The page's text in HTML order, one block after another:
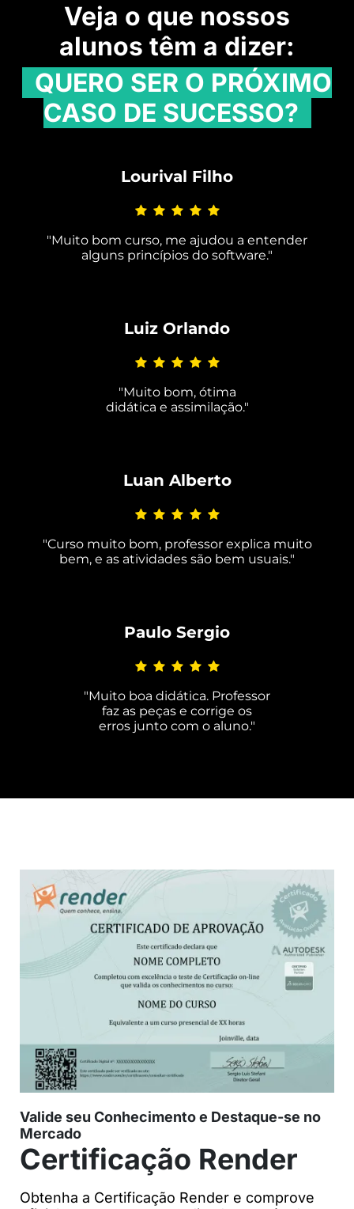
Veja o que nossos
alunos têm a dizer:
QUERO SER O PRÓXIMO
CASO DE SUCESSO?
Lourival Filho
"Muito bom curso, me ajudou a entender
alguns princípios do software."
Luiz Orlando
"Muito bom, ótima
didática e assimilação."
Luan Alberto
"Curso muito bom, professor explica muito
bem, e as atividades são bem usuais."
Paulo Sergio
"Muito boa didática. Professor
faz as peças e corrige os
erros junto com o aluno."
Valide seu Conhecimento e Destaque-se no
Mercado
Certificação Render
Obtenha a Certificação Render e comprove